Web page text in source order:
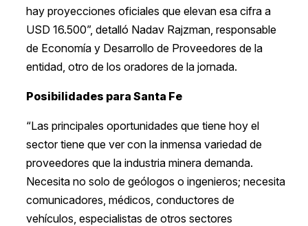
hay proyecciones oficiales que elevan esa cifra a
USD 16.500”, detalló Nadav Rajzman, responsable
de Economía y Desarrollo de Proveedores de la
entidad, otro de los oradores de la jornada.
Posibilidades para Santa Fe
“Las principales oportunidades que tiene hoy el
sector tiene que ver con la inmensa variedad de
proveedores que la industria minera demanda.
Necesita no solo de geólogos o ingenieros; necesita
comunicadores, médicos, conductores de
vehículos, especialistas de otros sectores